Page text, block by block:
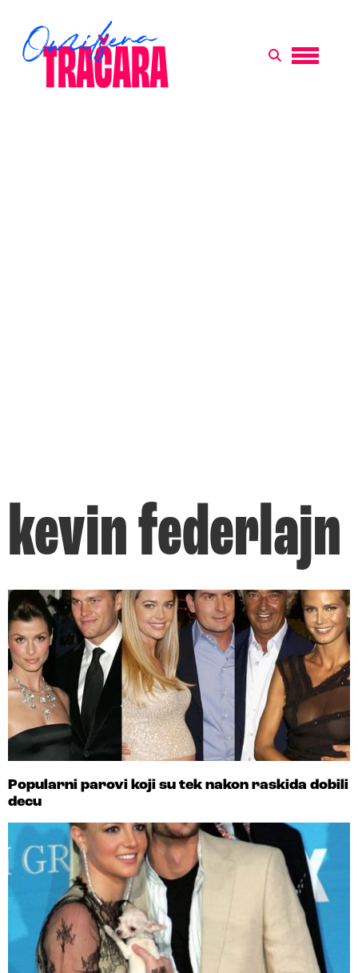
kevin federlajn
Popularni parovi koji su tek nakon raskida dobili
decu